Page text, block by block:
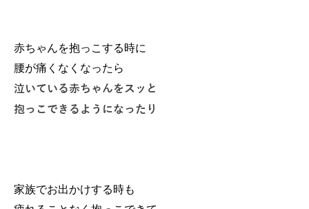
赤ちゃんを抱っこする時に
腰が痛くなくなったら
泣いている赤ちゃんをスッと
抱っこできるようになったり
家族でお出かけする時も